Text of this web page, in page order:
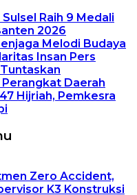
Raih 9 Medali
2026
Melodi Budaya
Insan Pers
Daerah
Hijriah, Pemkesra
Zero Accident,
K3 Konstruksi